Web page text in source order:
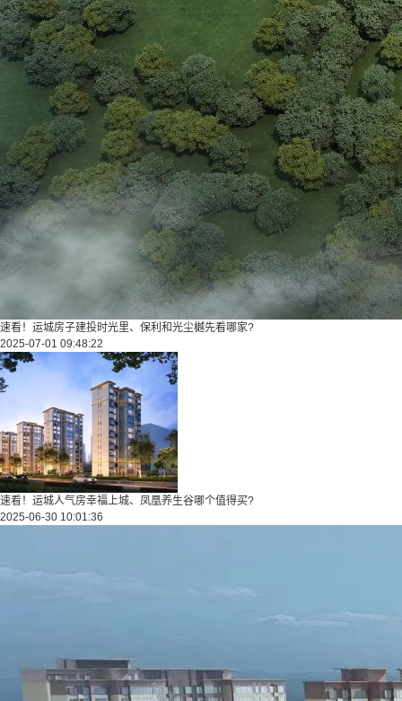
速看！运城房子建投时光里、保利和光尘樾先看哪家?
2025-07-01 09:48:22
速看！运城人气房幸福上城、凤凰养生谷哪个值得买?
2025-06-30 10:01:36